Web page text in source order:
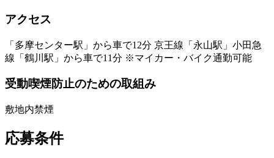
アクセス
「多摩センター駅」から車で12分 京王線「永山駅」小田急
線「鶴川駅」から車で11分 ※マイカー・バイク通勤可能
受動喫煙防止のための取組み
敷地内禁煙
応募条件